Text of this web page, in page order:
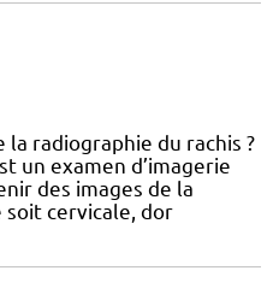
la radiographie du rachis ?
un examen d’imagerie
des images de la
soit cervicale, dor